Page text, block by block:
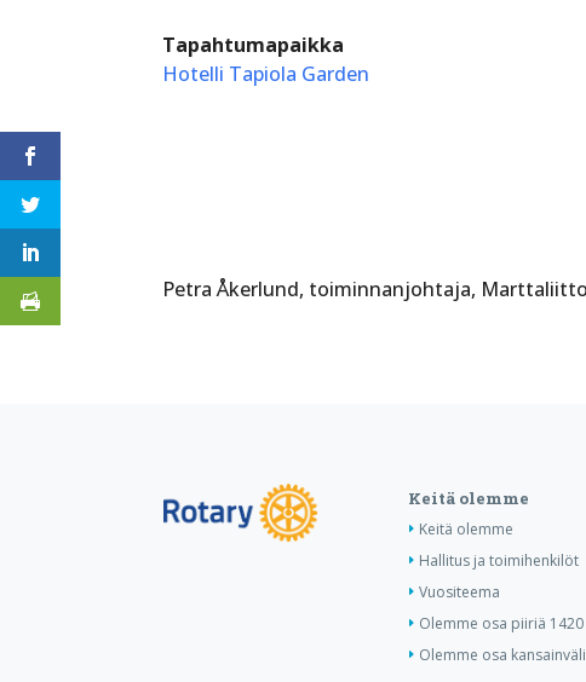
Tapahtumapaikka
Hotelli Tapiola Garden
Petra Åkerlund, toiminnanjohtaja, Marttaliitto
Keitä olemme
Keitä olemme
Hallitus ja toimihenkilöt
Vuositeema
Olemme osa piiriä 1420
Olemme osa